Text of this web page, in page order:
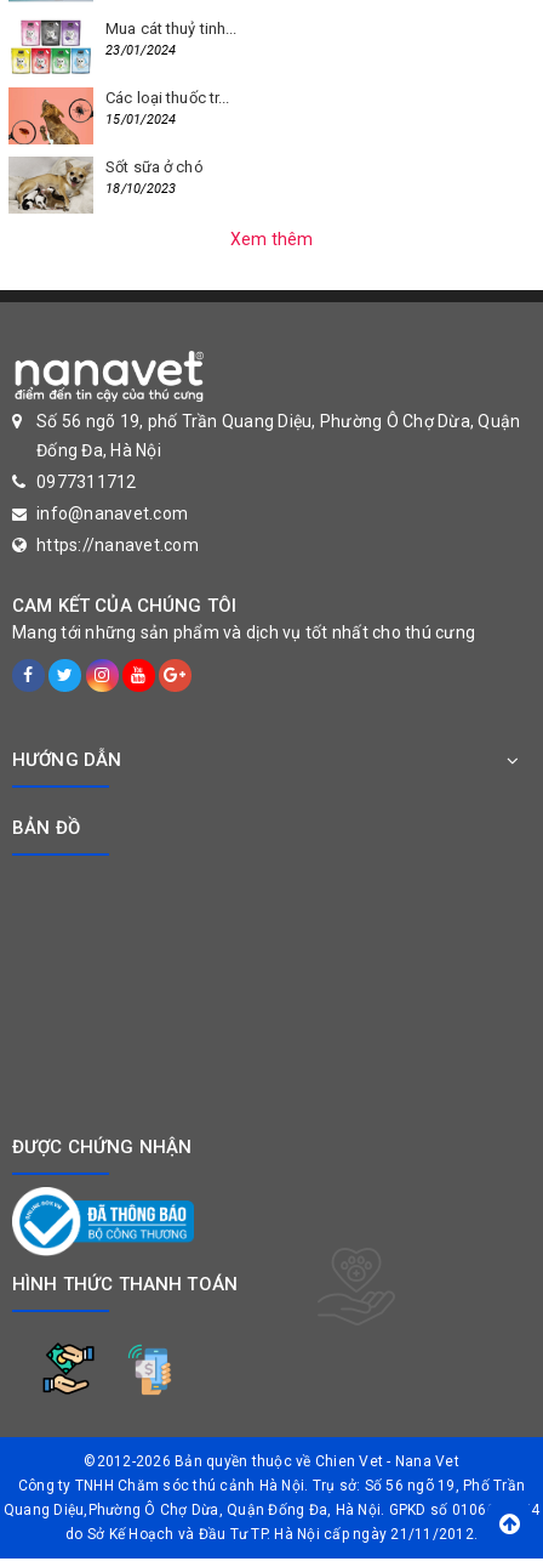
Mua cát thuỷ tinh...
23/01/2024
Các loại thuốc tr...
15/01/2024
Sốt sữa ở chó
18/10/2023
Xem thêm
Số 56 ngõ 19, phố Trần Quang Diệu, Phường Ô Chợ Dừa, Quận
Đống Đa, Hà Nội
0977311712
info@nanavet.com
https://nanavet.com
CAM KẾT CỦA CHÚNG TÔI
Mang tới những sản phẩm và dịch vụ tốt nhất cho thú cưng
HƯỚNG DẪN
BẢN ĐỒ
ĐƯỢC CHỨNG NHẬN
HÌNH THỨC THANH TOÁN
©2012-2026 Bản quyền thuộc về Chien Vet - Nana Vet
Công ty TNHH Chăm sóc thú cảnh Hà Nội. Trụ sở: Số 56 ngõ 19, Phố Trần
Quang Diệu,Phường Ô Chợ Dừa, Quận Đống Đa, Hà Nội. GPKD số 0106042874
do Sở Kế Hoạch và Đầu Tư TP. Hà Nội cấp ngày 21/11/2012.